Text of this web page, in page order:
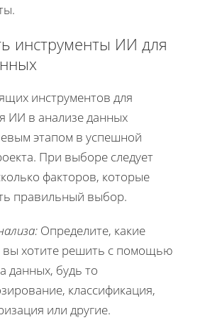
инструменты ИИ для
инструментов для
ИИ в анализе данных
этапом в успешной
При выборе следует
факторов, которые
правильный выбор.
Определите, какие
вы хотите решить с помощью
данных, будь то
классификация,
или другие.